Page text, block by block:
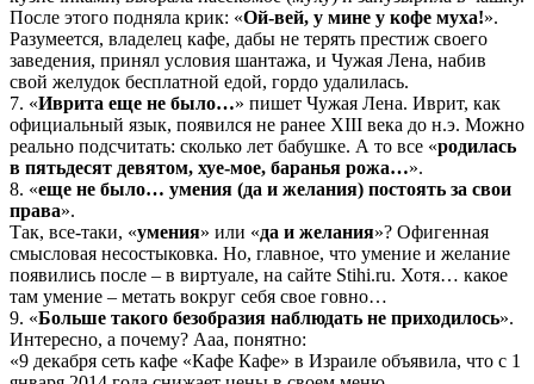
После этого подняла крик: «Ой-вей, у мине у кофе муха!».
Разумеется, владелец кафе, дабы не терять престиж своего
заведения, принял условия шантажа, и Чужая Лена, набив
свой желудок бесплатной едой, гордо удалилась.
7. «Иврита еще не было…» пишет Чужая Лена. Иврит, как
официальный язык, появился не ранее XIII века до н.э. Можно
реально подсчитать: сколько лет бабушке. А то все «родилась
в пятьдесят девятом, хуе-мое, баранья рожа…».
8. «еще не было… умения (да и желания) постоять за свои
права».
Так, все-таки, «умения» или «да и желания»? Офигенная
смысловая несостыковка. Но, главное, что умение и желание
появились после – в виртуале, на сайте Stihi.ru. Хотя… какое
там умение – метать вокруг себя свое говно…
9. «Больше такого безобразия наблюдать не приходилось».
Интересно, а почему? Ааа, понятно:
«9 декабря сеть кафе «Кафе Кафе» в Израиле объявила, что с 1